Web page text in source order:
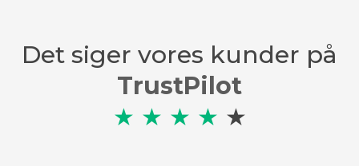
Det siger vores kunder på
TrustPilot​
★ ★ ★ ★ ★